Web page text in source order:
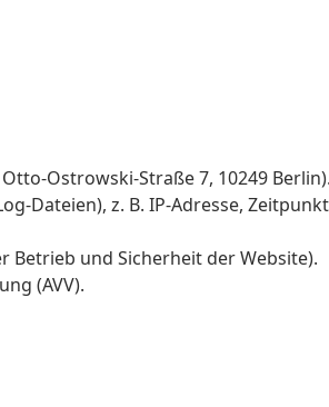
Ostrowski-Straße 7, 10249
Dateien), z. B. IP-Adresse,
Betrieb und Sicherheit der Website).
(AVV).